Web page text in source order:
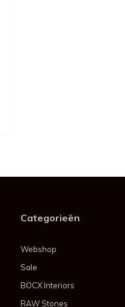
Categorieën
Webshop
Sale
BOCX Interiors
RAW Stones